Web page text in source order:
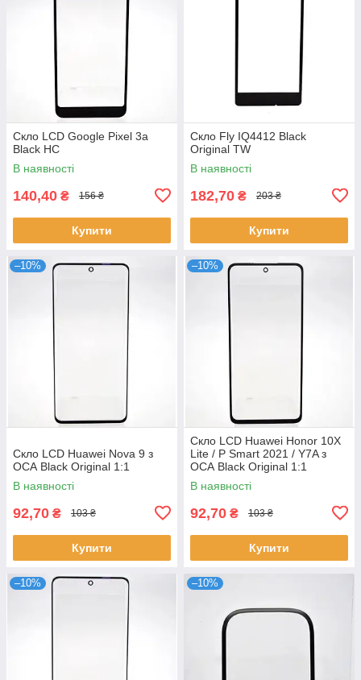
Скло LCD Google Pixel 3a
Black HC
В наявності
140,40 ₴ 156 ₴
Купити
Скло Fly IQ4412 Black
Original TW
В наявності
182,70 ₴ 203 ₴
Купити
–10%
Скло LCD Huawei Nova 9 з
ОСА Black Original 1:1
В наявності
92,70 ₴ 103 ₴
Купити
–10%
Скло LCD Huawei Honor 10X
Lite / P Smart 2021 / Y7A з
ОСА Black Original 1:1
В наявності
92,70 ₴ 103 ₴
Купити
–10% –10%